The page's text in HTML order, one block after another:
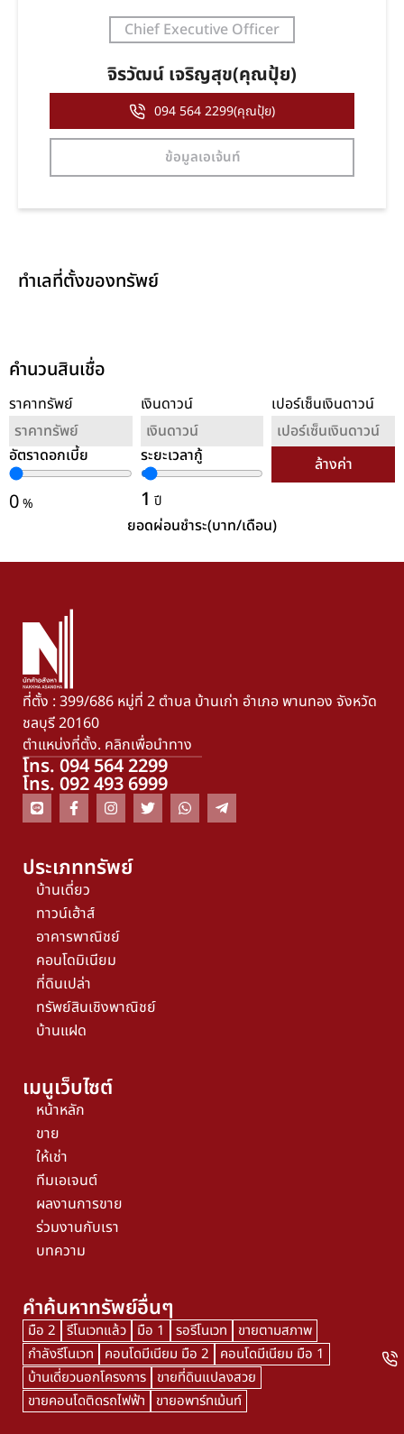
Chief Executive Officer
จิรวัฒน์ เจริญสุข(คุณปุ้ย)
094 564 2299(คุณปุ้ย)
ข้อมูลเอเจ้นท์
ทำเลที่ตั้งของทรัพย์
คำนวนสินเชื่อ
ราคาทรัพย์ เงินดาวน์ เปอร์เซ็นเงินดาวน์
อัตราดอกเบี้ย
0%
ระยะเวลากู้
1 ปี
ล้างค่า
ยอดผ่อนชำระ(บาท/เดือน)
ที่ตั้ง : 399/686 หมู่ที่ 2 ตำบล บ้านเก่า อำเภอ พานทอง จังหวัด
ชลบุรี 20160
ตำแหน่งที่ตั้ง. คลิกเพื่อนำทาง
โทร. 094 564 2299
โทร. 092 493 6999
ประเภททรัพย์
บ้านเดี่ยว
ทาวน์เฮ้าส์
อาคารพาณิชย์
คอนโดมิเนียม
ที่ดินเปล่า
ทรัพย์สินเชิงพาณิชย์
บ้านแฝด
เมนูเว็บไซต์
หน้าหลัก
ขาย
ให้เช่า
ทีมเอเจนต์
ผลงานการขาย
ร่วมงานกับเรา
บทความ
คำค้นหาทรัพย์อื่นๆ
มือ 2 รีโนเวทแล้ว มือ 1 รอรีโนเวท
ขายตามสภาพ
กำลังรีโนเวท
คอนโดมีเนียม มือ 2
คอนโดมีเนียม มือ 1
บ้านเดี่ยวนอกโครงการ ขายที่ดินแปลงสวย
ขายคอนโดติดรถไฟฟ้า
ขายอพาร์ทเม้นท์